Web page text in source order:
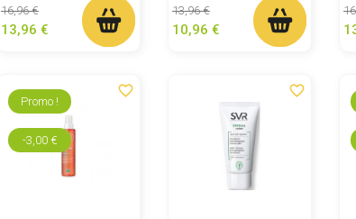
Prix de base
16,96 €Prix
13,96 €
Prix de base
13,96 €Prix
10,96 €
favorite_border
Promo !
-3,00 €
favorite_border